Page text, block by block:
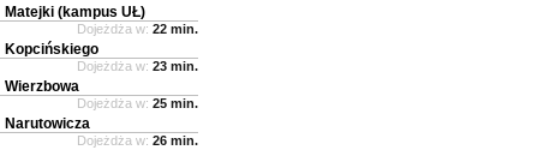
Matejki (kampus UŁ)
Dojeżdża w: 22 min.
Kopcińskiego
Dojeżdża w: 23 min.
Wierzbowa
Dojeżdża w: 25 min.
Narutowicza
Dojeżdża w: 26 min.